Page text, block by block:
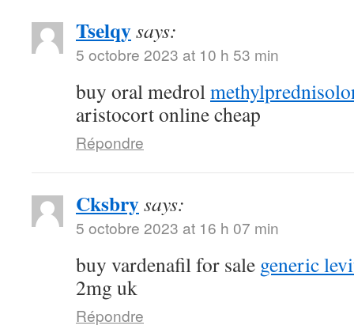
Tselqysays:
5 octobre 2023 at 10 h 53 min
buy oral medrol
aristocort online cheap
Répondre
Cksbrysays:
5 octobre 2023 at 16 h 07 min
buy vardenafil for sale generic
2mg uk
Répondre